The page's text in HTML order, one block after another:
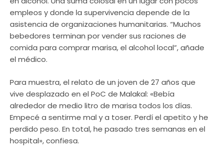
empleos y donde la supervivencia depende de la
asistencia de organizaciones humanitarias. “Muchos
bebedores terminan por vender sus raciones de
comida para comprar marisa, el alcohol local”, añade
el médico.
Para muestra, el relato de un joven de 27 años que
vive desplazado en el PoC de Malakal: «Bebía
alrededor de medio litro de marisa todos los días.
Empecé a sentirme mal y a toser. Perdí el apetito y he
perdido peso. En total, he pasado tres semanas en el
hospital», confiesa.